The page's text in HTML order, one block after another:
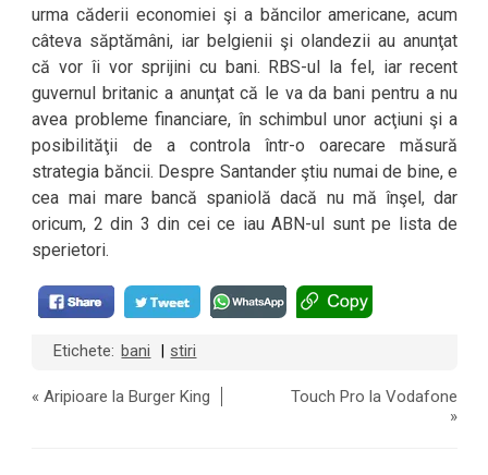
urma căderii economiei şi a băncilor americane, acum
câteva săptămâni, iar belgienii şi olandezii au anunţat
că vor îi vor sprijini cu bani. RBS-ul la fel, iar recent
guvernul britanic a anunţat că le va da bani pentru a nu
avea probleme financiare, în schimbul unor acţiuni şi a
posibilităţii de a controla într-o oarecare măsură
strategia băncii. Despre Santander ştiu numai de bine, e
cea mai mare bancă spaniolă dacă nu mă înşel, dar
oricum, 2 din 3 din cei ce iau ABN-ul sunt pe lista de
sperietori.
Etichete: bani stiri
«Aripioare la Burger King
Touch Pro la Vodafone
»